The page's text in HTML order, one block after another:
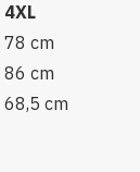
4XL
78 cm
86 cm
68,5 cm